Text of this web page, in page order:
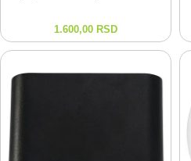
1.600,00 RSD